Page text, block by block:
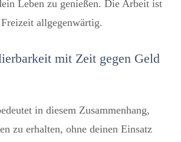
Leben zu genießen. Die Arbeit ist
allgegenwärtig.
mit Zeit gegen Geld
in diesem Zusammenhang,
zu erhalten, ohne deinen Einsatz